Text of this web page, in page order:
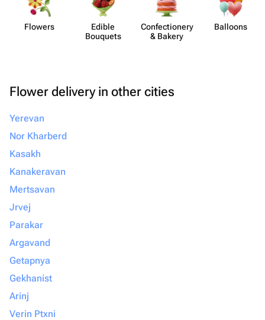
Flowers
Edible
Bouquets
Confect​ionery
& Bakery
Balloons
Flower delivery in other cities
Yerevan
Nor Kharberd
Kasakh
Kanakeravan
Mertsavan
Jrvej
Parakar
Argavand
Getapnya
Gekhanist
Arinj
Verin Ptxni